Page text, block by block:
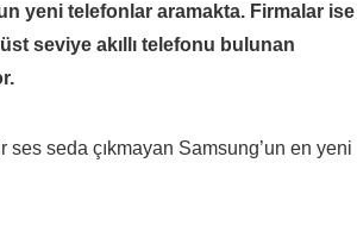
yeni telefonlar aramakta. Firmalar ise
seviye akıllı telefonu bulunan
ses seda çıkmayan Samsung’un en yeni